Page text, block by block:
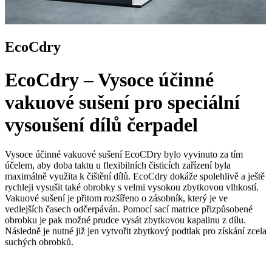
EcoCdry
EcoCdry – Vysoce účinné
vakuové sušení pro speciální
vysoušení dílů čerpadel
Vysoce účinné vakuové sušení EcoCDry bylo vyvinuto za tím
účelem, aby doba taktu u flexibilních čisticích zařízení byla
maximálně využita k čištění dílů. EcoCdry dokáže spolehlivě a ještě
rychleji vysušit také obrobky s velmi vysokou zbytkovou vlhkostí.
Vakuové sušení je přitom rozšířeno o zásobník, který je ve
vedlejších časech odčerpáván. Pomocí sací matrice přizpůsobené
obrobku je pak možné prudce vysát zbytkovou kapalinu z dílu.
Následně je nutné již jen vytvořit zbytkový podtlak pro získání zcela
suchých obrobků.